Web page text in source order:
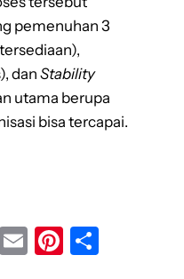
pemenuhan 3
dan Stability
utama berupa
bisa tercapai.
Li E
Pi